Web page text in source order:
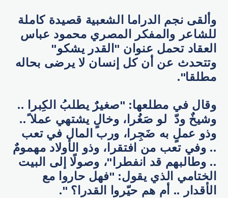
وألقى نجم الدراما الشعبية قصيدة كاملة
للشاعر والمفكر المصري محمود عباس
العقاد تحمل عنوان "القدر يشكو"
وتتحدث عن أن كل إنسان لا يرضى بحاله
مطلقا".
وقال في مطلعها: "صغيرٌ يطلبُ الكِبرا ..
وشيخٌ ودّ لو صَغُرا، وخالٍ يشتهي عملا ً..
وذو عملٍ به ضَجِرا، ورب المال في تعب
.. وفي تعب من افتقرا، وذو الأولاد مهمومٌ
.. وطالبهم قد انفطرا"، وصولًا إلى البيت
الختامي الذي يقول: "فهل حاروا مع
الأقدار .. أم هم حيّروا القدرا؟ ".